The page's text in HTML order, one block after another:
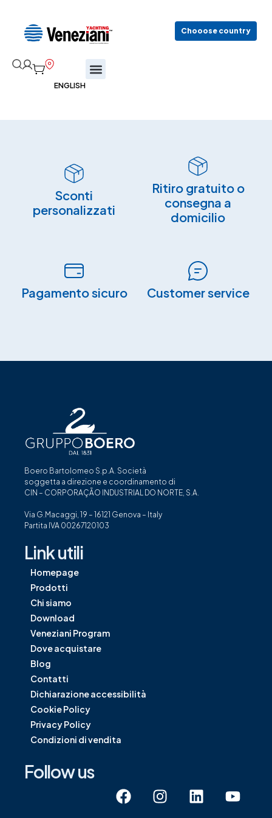
Chooose country
Sconti
personalizzati
Ritiro gratuito o
consegna a
domicilio
Pagamento sicuro​ Customer service
Boero Bartolomeo S.p.A. Società
soggetta a direzione e coordinamento di
CIN – CORPORAÇÃO INDUSTRIAL DO NORTE, S.A.
Via G.Macaggi, 19 – 16121 Genova – Italy
Partita IVA 00267120103
Link utili
Homepage
Prodotti
Chi siamo
Download
Veneziani Program
Dove acquistare
Blog
Contatti
Dichiarazione accessibilità
Cookie Policy
Privacy Policy
Condizioni di vendita
Follow us